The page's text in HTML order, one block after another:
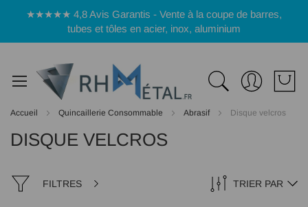
★★★★★ 4,8 Avis Garantis - Vente à la coupe de barres,
tubes et tôles en acier, inox, aluminium
Accueil Quincaillerie Consommable Abrasif Disque velcros
DISQUE VELCROS
FILTRES TRIER PAR